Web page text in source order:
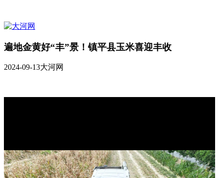
遍地金黄好“丰”景！镇平县玉米喜迎丰收
2024-09-13大河网